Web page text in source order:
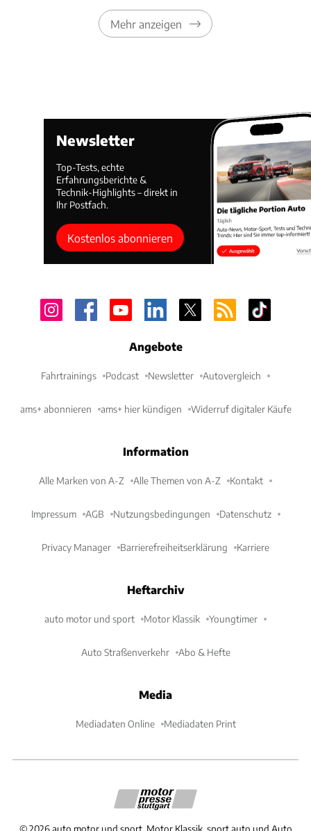
Mehr anzeigen
Newsletter
Top-Tests, echte
Erfahrungsberichte &
Technik-Highlights – direkt in
Ihr Postfach.
Kostenlos abonnieren
Angebote
Fahrtrainings Podcast Newsletter Autovergleich
ams+ abonnieren ams+ hier kündigen Widerruf digitaler Käufe
Information
Alle Marken von A-Z Alle Themen von A-Z Kontakt
Impressum AGB Nutzungsbedingungen Datenschutz
Privacy Manager Barrierefreiheitserklärung Karriere
Heftarchiv
auto motor und sport Motor Klassik Youngtimer
Auto Straßenverkehr Abo & Hefte
Media
Mediadaten Online Mediadaten Print